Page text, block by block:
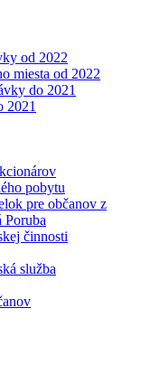
od 2022
miesta od 2022
do 2021
2021
pobytu
pre občanov z
Poruba
činnosti
služba